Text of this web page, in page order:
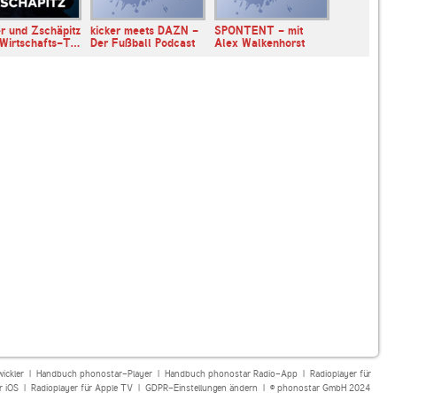
und Zschäpitz
T…
kicker meets DAZN -
Der Fußball Podcast
SPONTENT - mit
Alex Walkenhorst
| Handbuch phonostar-Player| Handbuch phonostar Radio-App| Radioplayer für
iOS| Radioplayer für Apple TV| GDPR-Einstellungen ändern | © phonostar GmbH 2024